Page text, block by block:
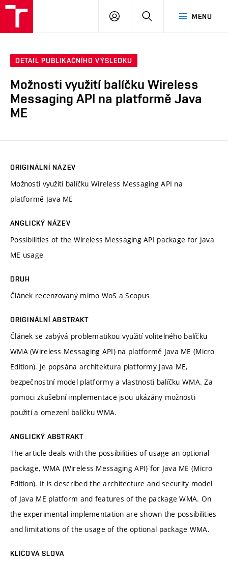
MENU
PŘIHLÁSIT
DETAIL PUBLIKAČNÍHO VÝSLEDKU
Možnosti využití balíčku Wireless
Messaging API na platformě Java
ME
ORIGINÁLNÍ NÁZEV
Možnosti využití balíčku Wireless Messaging API na
platformě Java ME
ANGLICKÝ NÁZEV
Possibilities of the Wireless Messaging API package for Java
ME usage
DRUH
Článek recenzovaný mimo WoS a Scopus
ORIGINÁLNÍ ABSTRAKT
Článek se zabývá problematikou využití volitelného balíčku
WMA (Wireless Messaging API) na platformě Java ME (Micro
Edition). Je popsána architektura platformy Java ME,
bezpečnostní model platformy a vlastnosti balíčku WMA. Za
pomoci zkušební implementace jsou ukázány možnosti
použití a omezení balíčku WMA.
ANGLICKÝ ABSTRAKT
The article deals with the possibilities of usage an optional
package, WMA (Wireless Messaging API) for Java ME (Micro
Edition). It is described the architecture and security model
of Java ME platform and features of the package WMA. On
the experimental implementation are shown the possibilities
and limitations of the usage of the optional package WMA.
KLÍČOVÁ SLOVA